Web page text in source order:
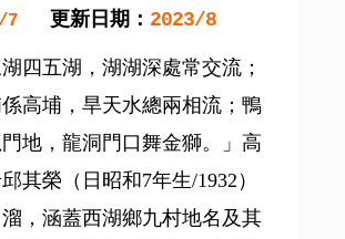
7 更新日期： 2023/8
湖四五湖，湖湖深處常交流；
高埔，旱天水總兩相流；鴨
地，龍洞門口舞金獅。」高
其榮（日昭和7年生/1932）
，涵蓋西湖鄉九村地名及其